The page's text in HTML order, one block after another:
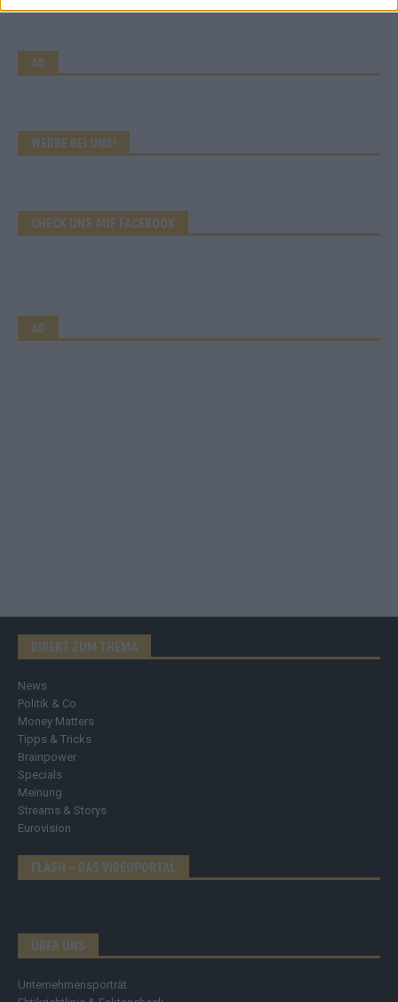
AD
WERBE BEI UNS!
CHECK UNS AUF FACEBOOK
AD
DIREKT ZUM THEMA
News
Politik & Co
Money Matters
Tipps & Tricks
Brainpower
Specials
Meinung
Streams & Storys
Eurovision
FLASH – DAS VIDEOPORTAL
ÜBER UNS
Unternehmensporträt